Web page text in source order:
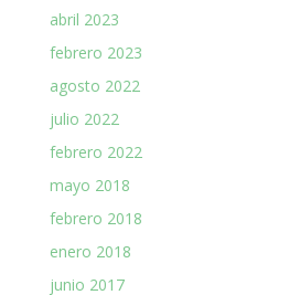
abril 2023
febrero 2023
agosto 2022
julio 2022
febrero 2022
mayo 2018
febrero 2018
enero 2018
junio 2017